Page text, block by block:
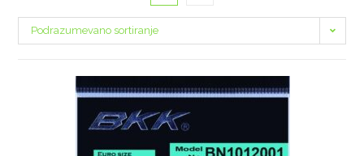
Podrazumevano sortiranje